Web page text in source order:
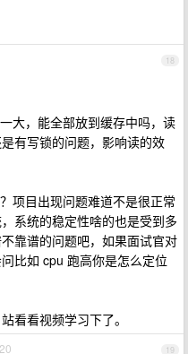
18
大，能全部放到缓存中吗，读
有写锁的问题，影响读的效
项目出现问题难道不是很正常
系统的稳定性啥的也是受到多
靠谱的问题吧，如果面试官对
比如 cpu 跑高你是怎么定位
看看视频学习下了。
19